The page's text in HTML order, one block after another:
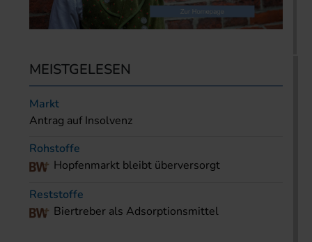
MEISTGELESEN
Markt
Antrag auf Insolvenz
Rohstoffe
Hopfenmarkt bleibt überversorgt
Reststoffe
Biertreber als Adsorptionsmittel